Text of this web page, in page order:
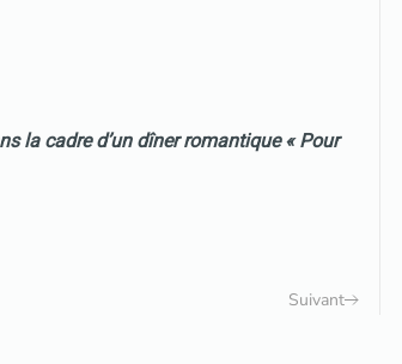
la cadre d’un dîner romantique « Pour
Suivant